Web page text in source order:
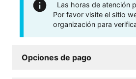
Las horas de atención
Por favor visite el sitio
organización para
Opciones de pago